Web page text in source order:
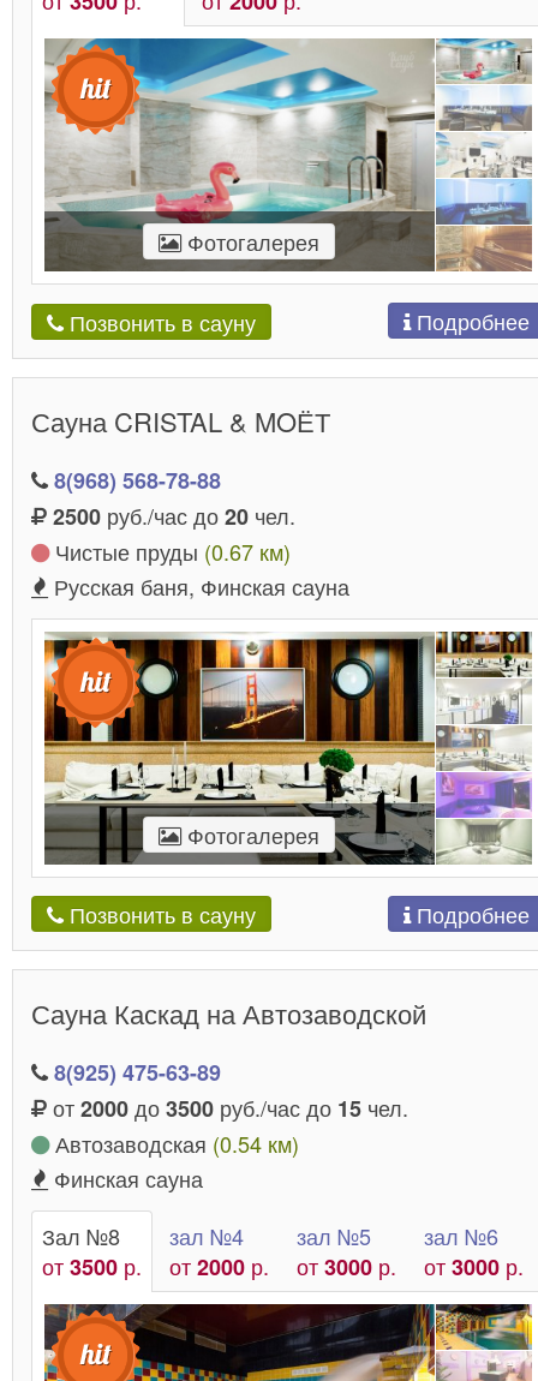
Фотогалерея
Позвонить в сауну Подробнее
Сауна CRISTAL & MOЁТ
8(968) 568-78-88
2500 руб./час до20 чел.
Чистые пруды (0.67 км)
Русская баня, Финская сауна
Фотогалерея
Позвонить в сауну Подробнее
Сауна Каскад на Автозаводской
8(925) 475-63-89
от2000до3500 руб./час до 15 чел.
Автозаводская (0.54 км)
Финская сауна
Зал №8
от3500 р.
зал №4
от2000 р.
зал №5
от3000 р.
зал №6
от3000 р.